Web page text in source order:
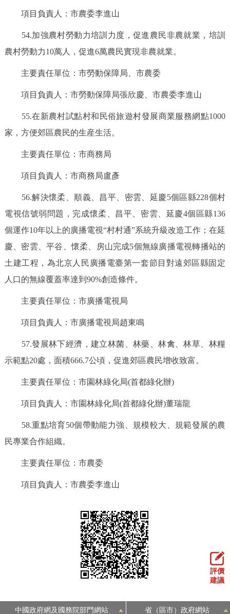
項目負責人：市農委李進山
54.加強農村勞動力培訓力度，促進農民非農就業，培訓
農村勞動力10萬人，促進6萬農民實現非農就業。
主要責任單位：市勞動保障局、市農委
項目負責人：市勞動保障局張欣慶、市農委李進山
55.在新農村試點村和民俗旅遊村發展商業服務網點1000
家，方便郊區農民的生産生活。
主要責任單位：市商務局
項目負責人：市商務局盧彥
56.解決懷柔、順義、昌平、密雲、延慶5個區縣228個村
電視信號弱問題，完成懷柔、昌平、密雲、延慶4個區縣136
個運作10年以上的廣播電視“村村通”系統升級改造工作；在延
慶、密雲、平谷、懷柔、房山完成5個無線廣播電視轉播站的
土建工程，為北京人民廣播電臺第一套節目對遠郊區縣固定
人口的無線覆蓋率達到90%創造條件。
主要責任單位：市廣播電視局
項目負責人：市廣播電視局趙東鳴
57.發展林下經濟，建立林菌、林藥、林禽、林草、林糧
示範點20處，面積666.7公頃，促進郊區農民增收致富。
主要責任單位：市園林綠化局(首都綠化辦)
項目負責人：市園林綠化局(首都綠化辦)董瑞龍
58.重點培育50個帶動能力強、規模較大、規範發展的農
民專業合作組織。
主要責任單位：市農委
項目負責人：市農委李進山
評價
建議
中國政府網及國務院部門網站 省（區市）政府網站